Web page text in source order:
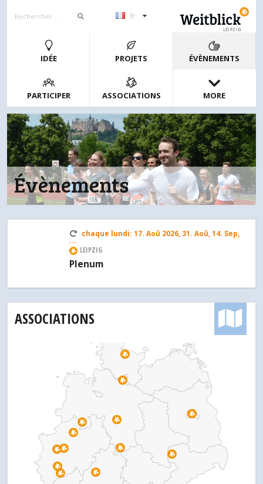
fr
LEIPZIG
IDÉE PROJETS ÉVÈNEMENTS
PARTICIPER ASSOCIATIONS MORE
Évènements
chaque lundi: 17. Aoû 2026, 31. Aoû, 14. Sep,
...
LEIPZIG
Plenum
ASSOCIATIONS